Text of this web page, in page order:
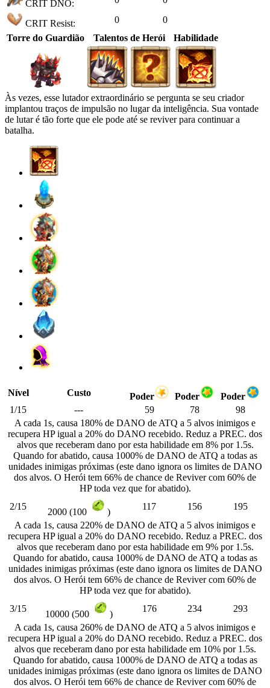
CRIT DNO:
CRIT Resist: 0
0
Torre do Guardião
Talentos de Herói Habilidade
Às vezes, esse lutador extraordinário se pergunta se seu criador
implantou traços de impulsão no lugar da inteligência. Sua vontade
de lutar é tão forte que ele pode até se reviver para continuar a
batalha.
Nível Custo Poder Poder
Poder
1/15
--- 59 78
98
A cada 1s, causa 180% de DANO de ATQ a 5 alvos inimigos e
recupera HP igual a 20% do DANO recebido. Reduz a PREC. dos
alvos que receberam dano por esta habilidade em 8% por 1.5s.
Quando for abatido, causa 1000% de DANO de ATQ a todas as
unidades inimigas próximas (este dano ignora os limites de DANO
dos alvos. O Herói tem 66% de chance de Reviver com 60% de
HP toda vez que for abatido).
2/15
2000 (100 )
117 156
195
A cada 1s, causa 220% de DANO de ATQ a 5 alvos inimigos e
recupera HP igual a 20% do DANO recebido. Reduz a PREC. dos
alvos que receberam dano por esta habilidade em 9% por 1.5s.
Quando for abatido, causa 1000% de DANO de ATQ a todas as
unidades inimigas próximas (este dano ignora os limites de DANO
dos alvos. O Herói tem 66% de chance de Reviver com 60% de
HP toda vez que for abatido).
3/15
10000 (500 )
176 234
293
A cada 1s, causa 260% de DANO de ATQ a 5 alvos inimigos e
recupera HP igual a 20% do DANO recebido. Reduz a PREC. dos
alvos que receberam dano por esta habilidade em 10% por 1.5s.
Quando for abatido, causa 1000% de DANO de ATQ a todas as
unidades inimigas próximas (este dano ignora os limites de DANO
dos alvos. O Herói tem 66% de chance de Reviver com 60% de